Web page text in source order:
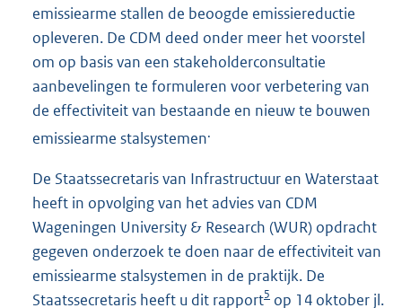
emissiearme stallen de beoogde emissiereductie
opleveren. De CDM deed onder meer het voorstel
om op basis van een stakeholderconsultatie
aanbevelingen te formuleren voor verbetering van
de effectiviteit van bestaande en nieuw te bouwen
emissiearme stalsystemen.
De Staatssecretaris van Infrastructuur en Waterstaat
heeft in opvolging van het advies van CDM
Wageningen University & Research (WUR) opdracht
gegeven onderzoek te doen naar de effectiviteit van
emissiearme stalsystemen in de praktijk. De
Staatssecretaris heeft u dit rapport5 op 14 oktober jl.